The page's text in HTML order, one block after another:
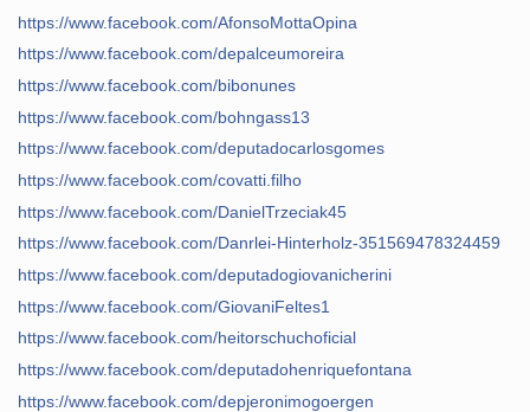
https://www.facebook.com/AfonsoMottaOpina
https://www.facebook.com/depalceumoreira
https://www.facebook.com/bibonunes
https://www.facebook.com/bohngass13
https://www.facebook.com/deputadocarlosgomes
https://www.facebook.com/covatti.filho
https://www.facebook.com/DanielTrzeciak45
https://www.facebook.com/Danrlei-Hinterholz-351569478324459
https://www.facebook.com/deputadogiovanicherini
https://www.facebook.com/GiovaniFeltes1
https://www.facebook.com/heitorschuchoficial
https://www.facebook.com/deputadohenriquefontana
https://www.facebook.com/depjeronimogoergen